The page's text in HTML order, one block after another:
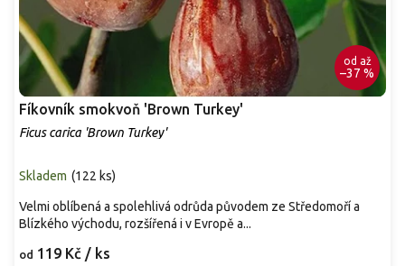
od až
–37 %
Fíkovník smokvoň 'Brown Turkey'
Ficus carica 'Brown Turkey'
Skladem (122 ks)
od 119 Kč / ks
Velmi oblíbená a spolehlivá odrůda původem ze Středomoří a
Blízkého východu, rozšířená i v Evropě a...